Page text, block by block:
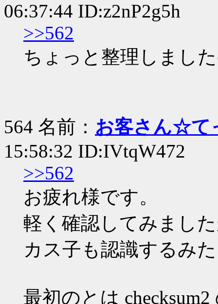
06:37:44 ID:z2nP2g5h
>>562
ちょっと整理しまし
564 名前： お客さん☆て
15:58:32 ID:IVtqW472
>>562
お疲れ様です。
軽く確認してみまし
カス子も認識するみ
最初のとは